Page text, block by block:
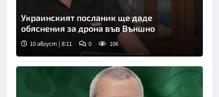
Снимка: bTV
Украинският посланик ще даде
обяснения за дрона във Външно
10 август | 8:11 0 106